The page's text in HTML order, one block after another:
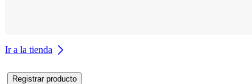
Ir a la tienda
Registrar producto